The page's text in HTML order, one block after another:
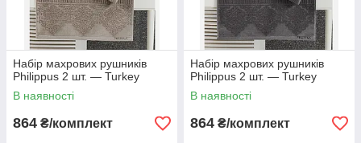
Набір махрових рушників
Philippus 2 шт. — Turkey
В наявності
864 ₴/комплект
Набір махрових рушників
Philippus 2 шт. — Turkey
В наявності
864 ₴/комплект